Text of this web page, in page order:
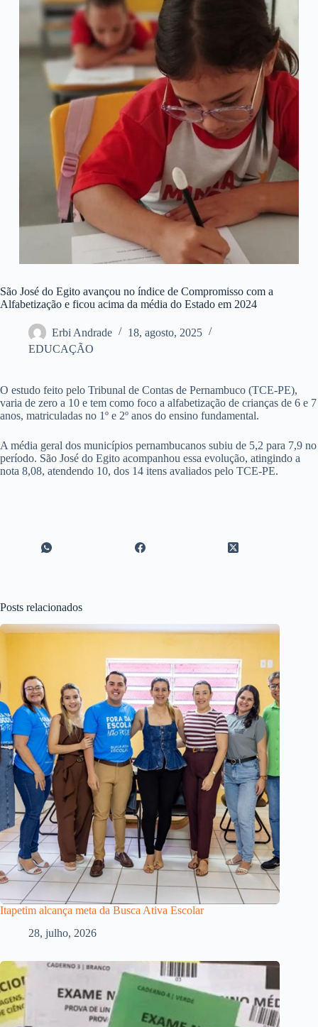
São José do Egito avançou no índice de Compromisso com a
Alfabetização e ficou acima da média do Estado em 2024
Erbi Andrade
18, agosto, 2025
EDUCAÇÃO
O estudo feito pelo Tribunal de Contas de Pernambuco (TCE-PE),
varia de zero a 10 e tem como foco a alfabetização de crianças de 6 e 7
anos, matriculadas no 1º e 2º anos do ensino fundamental.
A média geral dos municípios pernambucanos subiu de 5,2 para 7,9 no
período. São José do Egito acompanhou essa evolução, atingindo a
nota 8,08, atendendo 10, dos 14 itens avaliados pelo TCE-PE.
Posts relacionados
Itapetim alcança meta da Busca Ativa Escolar
28, julho, 2026